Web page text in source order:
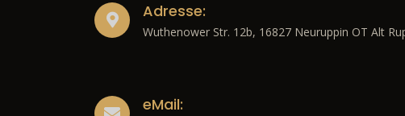
Adresse:
Wuthenower Str. 12b, 16827 Neuruppin OT Alt
eMail: